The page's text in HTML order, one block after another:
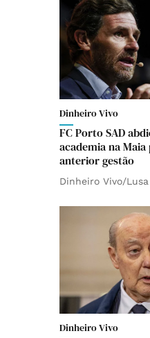
Dinheiro Vivo
FC Porto SAD
academia na
anterior gestão
Dinheiro Vivo/Lusa
Dinheiro Vivo